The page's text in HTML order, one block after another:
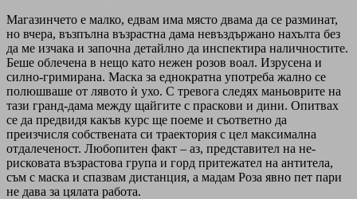
Магазинчето е малко, едвам има място двама да се разминат,
но вчера, възпълна възрастна дама невъздържано нахълта без
да ме изчака и започна детайлно да инспектира наличностите.
Беше облечена в нещо като нежен розов воал. Изрусена и
силно-гримирана. Маска за еднократна употреба жално се
полюшваше от лявото ѝ ухо. С тревога следях маньоврите на
тази гранд-дама между щайгите с праскови и дини. Опитвах
се да предвидя какъв курс ще поеме и съответно да
преизчисля собствената си траектория с цел максимална
отдалеченост. Любопитен факт – аз, представител на не-
рисковата възрастова група и горд притежател на антитела,
съм с маска и спазвам дистанция, а мадам Роза явно пет пари
не дава за цялата работа.